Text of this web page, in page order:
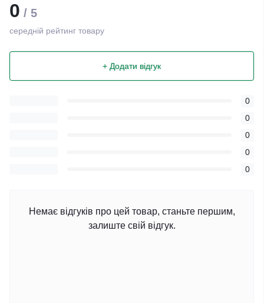
0 / 5
середній рейтинг товару
+ Додати відгук
0
0
0
0
0
Немає відгуків про цей товар, станьте першим,
залиште свій відгук.